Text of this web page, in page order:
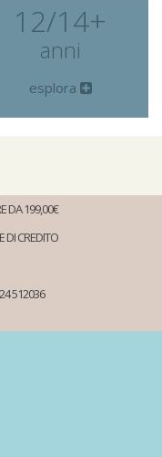
12/14+
anni
esplora
DA 199,00€
DI CREDITO
512036